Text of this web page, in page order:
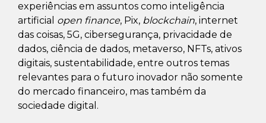
experiências em assuntos como inteligência
artificial open finance, Pix, blockchain, internet
das coisas, 5G, cibersegurança, privacidade de
dados, ciência de dados, metaverso, NFTs, ativos
digitais, sustentabilidade, entre outros temas
relevantes para o futuro inovador não somente
do mercado financeiro, mas também da
sociedade digital.